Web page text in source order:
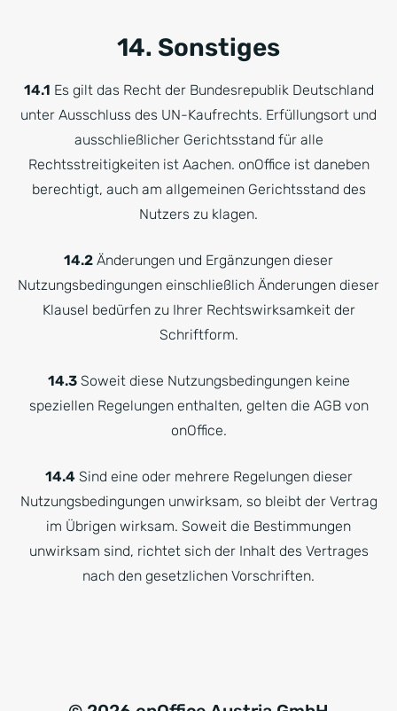
14. Sonstiges
14.1 Es gilt das Recht der Bundesrepublik Deutschland
unter Ausschluss des UN-Kaufrechts. Erfüllungsort und
ausschließlicher Gerichtsstand für alle
Rechtsstreitigkeiten ist Aachen. onOffice ist daneben
berechtigt, auch am allgemeinen Gerichtsstand des
Nutzers zu klagen.
14.2 Änderungen und Ergänzungen dieser
Nutzungsbedingungen einschließlich Änderungen dieser
Klausel bedürfen zu Ihrer Rechtswirksamkeit der
Schriftform.
14.3Soweit diese Nutzungsbedingungen keine
speziellen Regelungen enthalten, gelten die AGB von
onOffice.
14.4Sind eine oder mehrere Regelungen dieser
Nutzungsbedingungen unwirksam, so bleibt der Vertrag
im Übrigen wirksam. Soweit die Bestimmungen
unwirksam sind, richtet sich der Inhalt des Vertrages
nach den gesetzlichen Vorschriften.